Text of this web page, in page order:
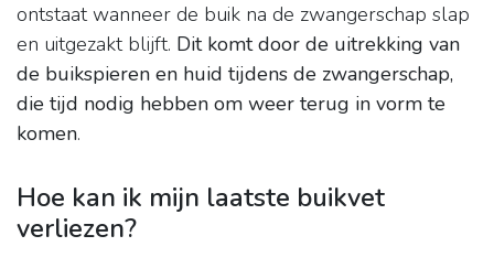
ontstaat wanneer de buik na de zwangerschap slap
en uitgezakt blijft. Dit komt door de uitrekking van
de buikspieren en huid tijdens de zwangerschap,
die tijd nodig hebben om weer terug in vorm te
komen.
Hoe kan ik mijn laatste buikvet
verliezen?